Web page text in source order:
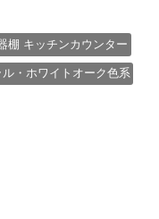
棚 キッチンカウンター
・ホワイトオーク色系